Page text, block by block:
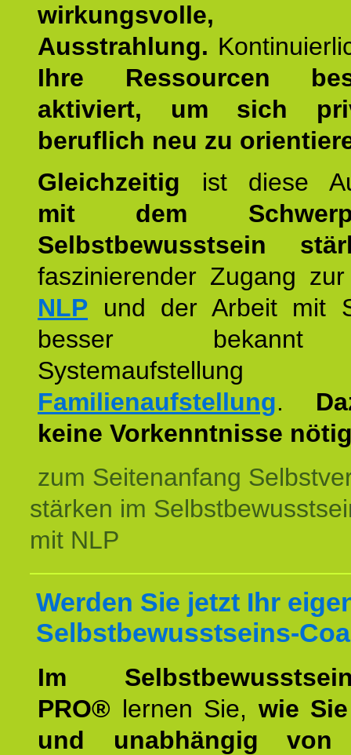
wirkungsvolle,
Ausstrahlung.
Ihre Ressourcen
aktiviert, um sich
beruflich neu zu
Gleichzeitig ist diese
mit dem
Selbstbewusstsein
faszinierender Zugang
NLP und der Arbeit mit
besser
Familienaufstellung.
keine Vorkenntnisse
zum Seitenanfang
stärken im
mit NLP
Werden Sie jetzt Ihr
Selbstbewusstseins-
Im
PRO® lernen Sie, wie
und unabhängig von